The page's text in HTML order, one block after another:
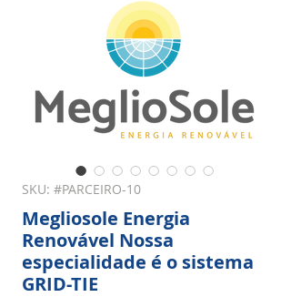
SKU: #PARCEIRO-10
Megliosole Energia
Renovável Nossa
especialidade é o sistema
GRID-TIE